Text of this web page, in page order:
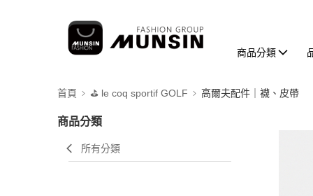
商品分類
首頁 ⛳️ le coq sportif GOLF 高爾夫配件｜襪、皮帶
商品分類
所有分類